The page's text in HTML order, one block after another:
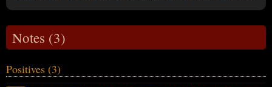
Notes (3)
Positives (3)